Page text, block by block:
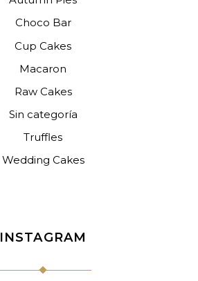
Choco Bar
Cup Cakes
Macaron
Raw Cakes
Sin categoría
Truffles
Wedding Cakes
INSTAGRAM